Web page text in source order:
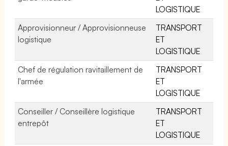
LOGISTIQUE
Approvisionneur / Approvisionneuse
logistique
TRANSPORT
ET
LOGISTIQUE
Chef de régulation ravitaillement de
l'armée
TRANSPORT
ET
LOGISTIQUE
Conseiller / Conseillère logistique
entrepôt
TRANSPORT
ET
LOGISTIQUE